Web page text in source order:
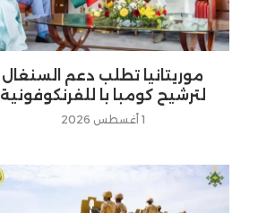
موريتانيا تطلب دعم السنغال
لترشيح كومبا با للفرنكوفونية
1 أغسطس 2026